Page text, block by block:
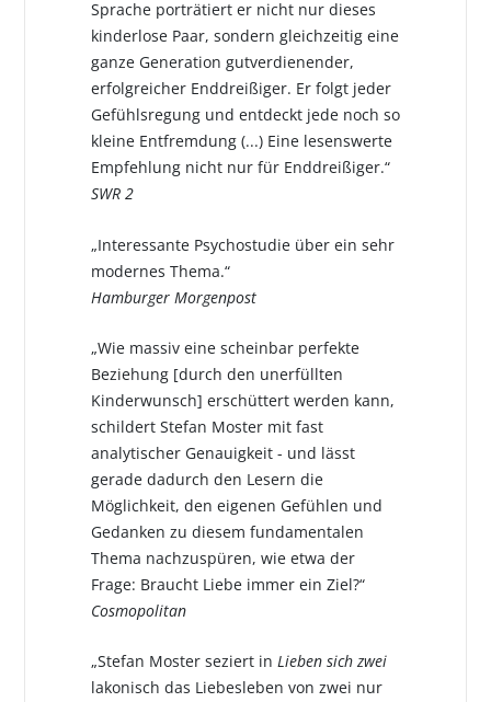
Sprache porträtiert er nicht nur dieses
kinderlose Paar, sondern gleichzeitig eine
ganze Generation gutverdienender,
erfolgreicher Enddreißiger. Er folgt jeder
Gefühlsregung und entdeckt jede noch so
kleine Entfremdung (...) Eine lesenswerte
Empfehlung nicht nur für Enddreißiger.“
SWR 2
„Interessante Psychostudie über ein sehr
modernes Thema.“
Hamburger Morgenpost
„Wie massiv eine scheinbar perfekte
Beziehung [durch den unerfüllten
Kinderwunsch] erschüttert werden kann,
schildert Stefan Moster mit fast
analytischer Genauigkeit - und lässt
gerade dadurch den Lesern die
Möglichkeit, den eigenen Gefühlen und
Gedanken zu diesem fundamentalen
Thema nachzuspüren, wie etwa der
Frage: Braucht Liebe immer ein Ziel?“
Cosmopolitan
„Stefan Moster seziert in Lieben sich zwei
lakonisch das Liebesleben von zwei nur